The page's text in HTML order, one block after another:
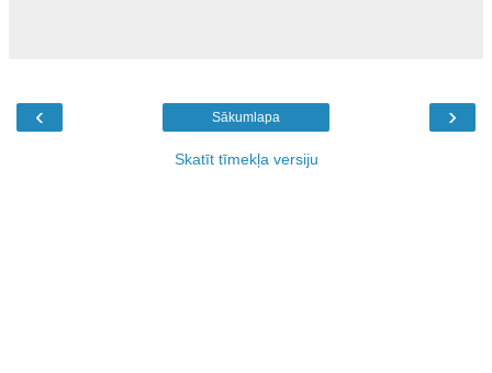
‹ ›
Sākumlapa
Skatīt tīmekļa versiju